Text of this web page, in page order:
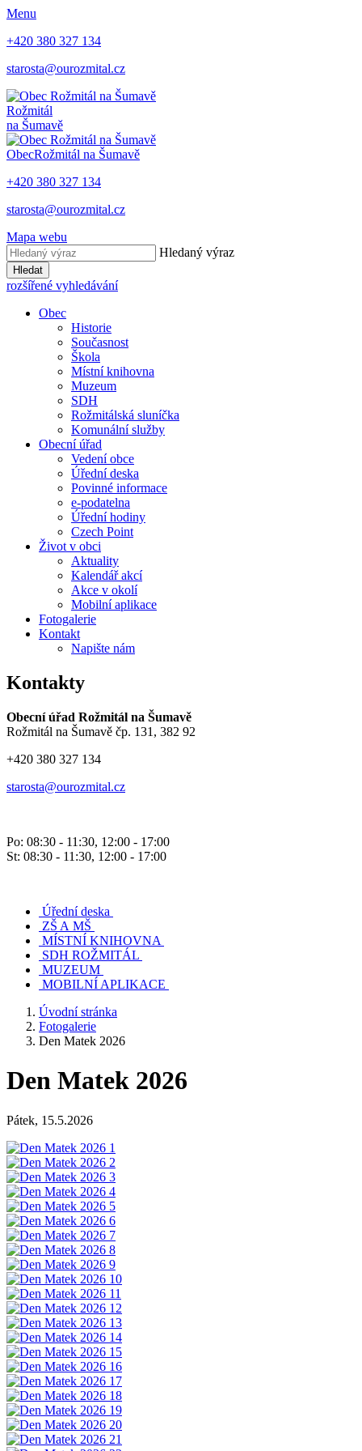
Menu
+420 380 327 134
starosta@ourozmital.cz
Rožmitál
na Šumavě
ObecRožmitál na Šumavě
+420 380 327 134
starosta@ourozmital.cz
Mapa webu
Hledaný výraz
Hledat
rozšířené vyhledávání
Obec
Historie
Současnost
Škola
Místní knihovna
Muzeum
SDH
Rožmitálská sluníčka
Komunální služby
Obecní úřad
Vedení obce
Úřední deska
Povinné informace
e-podatelna
Úřední hodiny
Czech Point
Život v obci
Aktuality
Kalendář akcí
Akce v okolí
Mobilní aplikace
Fotogalerie
Kontakt
Napište nám
Kontakty
Obecní úřad Rožmitál na Šumavě
Rožmitál na Šumavě čp. 131, 382 92
+420 380 327 134
starosta@ourozmital.cz
Po: 08:30 - 11:30, 12:00 - 17:00
St: 08:30 - 11:30, 12:00 - 17:00
Úřední deska
ZŠ A MŠ
MÍSTNÍ KNIHOVNA
SDH ROŽMITÁL
MUZEUM
MOBILNÍ APLIKACE
Úvodní stránka
Fotogalerie
Den Matek 2026
Den Matek 2026
Pátek, 15.5.2026